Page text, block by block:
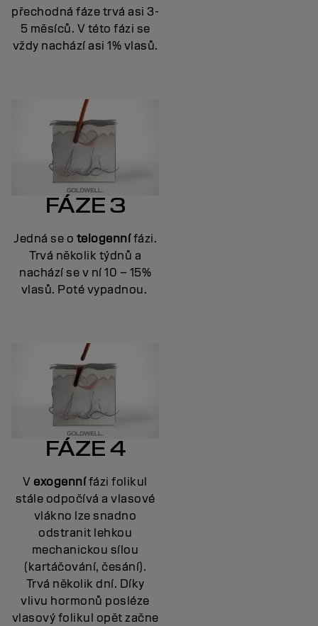
přechodná fáze trvá asi 3-
5 měsíců. V této fázi se
vždy nachází asi 1% vlasů.
FÁZE 3
Jedná se o telogennífázi.
Trvá několik týdnů a
nachází se v ní 10 – 15%
vlasů. Poté vypadnou.
FÁZE 4
V exogennífázi folikul
stále odpočívá a vlasové
vlákno lze snadno
odstranit lehkou
mechanickou sílou
(kartáčování, česání).
Trvá několik dní. Díky
vlivu hormonů posléze
vlasový folikul opět začne